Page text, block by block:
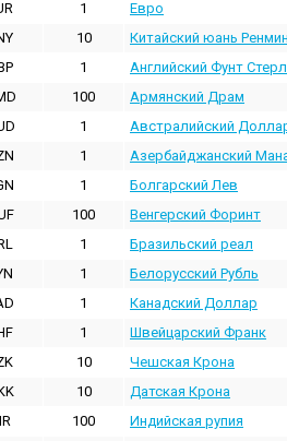
1 Евро
10 Китайский юань
1 Английский Фунт
100 Армянский Драм
1 Австралийский
1 Азербайджанский
1 Болгарский Лев
100 Венгерский Форинт
1 Бразильский реал
1 Белорусский Рубль
1 Канадский Доллар
1 Швейцарский Франк
10 Чешская Крона
10 Датская Крона
100 Индийская pупия